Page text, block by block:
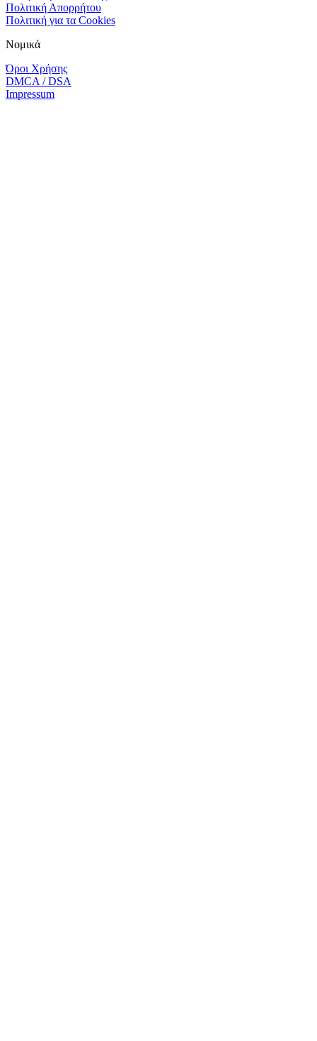
Πολιτική Απορρήτου
Πολιτική για τα Cookies
Νομικά
Όροι Χρήσης
DMCA / DSA
Impressum